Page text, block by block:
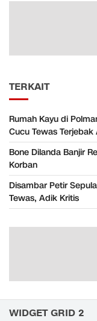
TERKAIT
Rumah Kayu di
Cucu Tewas Terjebak
Bone Dilanda Banjir
Korban
Disambar Petir
Tewas, Adik Kritis
WIDGET GRID 2